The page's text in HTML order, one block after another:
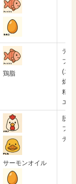
鶏脂
デ
フ
(エ
燥し
精米
エ
サーモンオイル
脱
フ
チ